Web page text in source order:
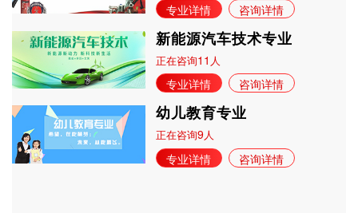
专业详情 咨询详情
新能源汽车技术专业
正在咨询11 人
专业详情 咨询详情
幼儿教育专业
正在咨询9人
专业详情 咨询详情